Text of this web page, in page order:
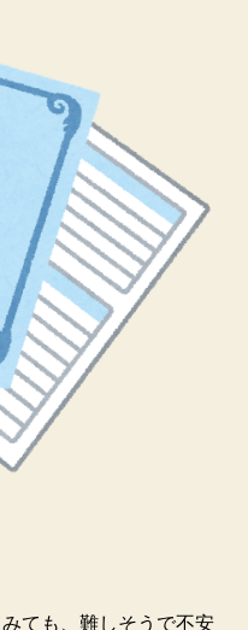
ても、難しそうで不安